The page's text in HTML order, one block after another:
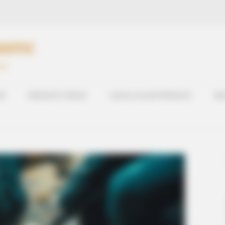
Give Us Shivers